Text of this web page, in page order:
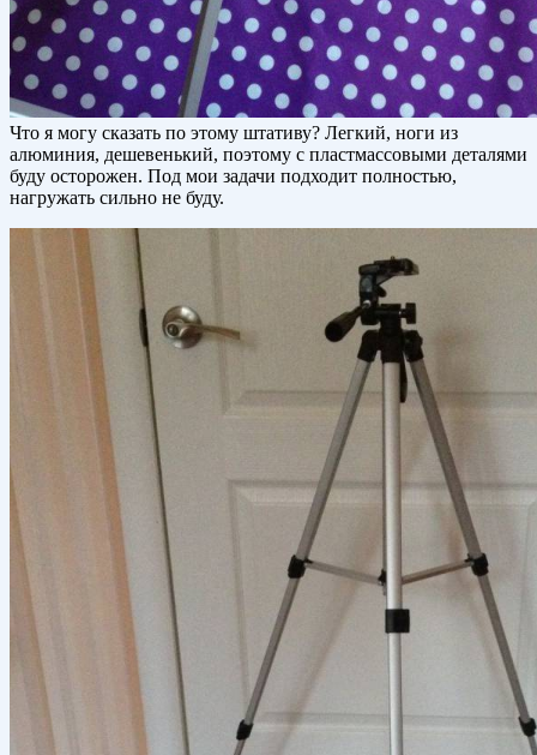
Что я могу сказать по этому штативу? Легкий, ноги из
алюминия, дешевенький, поэтому с пластмассовыми деталями
буду осторожен. Под мои задачи подходит полностью,
нагружать сильно не буду.